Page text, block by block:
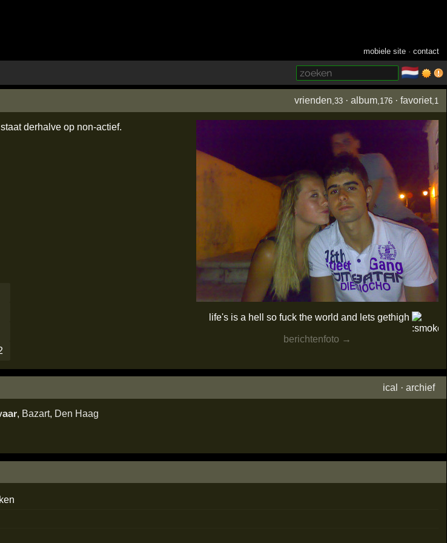
mobiele site ·contact
🇳🇱
vrienden ,33 ·album ,176 ·favoriet,1
life's is a hell so fuck the world and lets gethigh
berichtenfoto →
derhalve op non-actief.
ical · archief
, Bazart, Den Haag